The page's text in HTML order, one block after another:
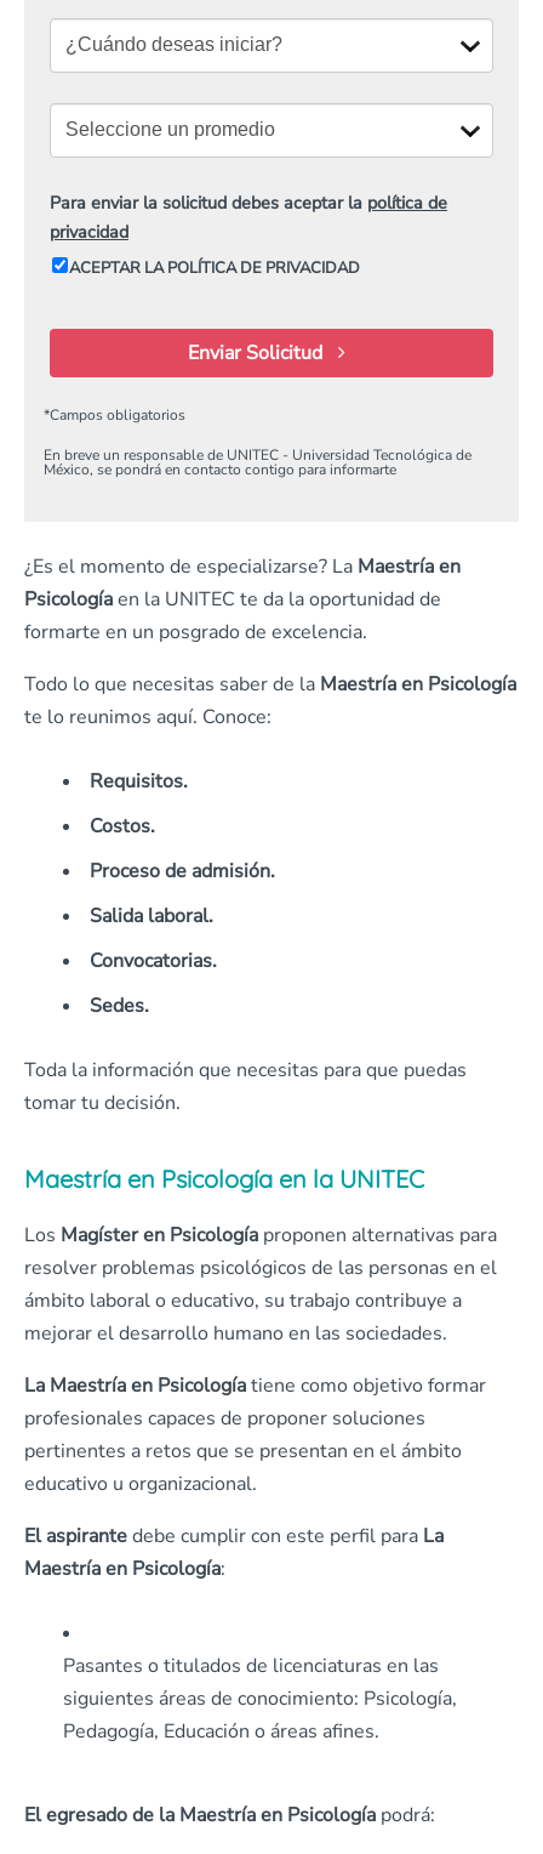
Para enviar la solicitud debes aceptar la política de
privacidad
ACEPTAR LA POLÍTICA DE PRIVACIDAD
Enviar Solicitud
*Campos obligatorios
En breve un responsable de UNITEC - Universidad Tecnológica de
México, se pondrá en contacto contigo para informarte
¿Es el momento de especializarse? La Maestría en
Psicologíaen la UNITEC te da la oportunidad de
formarte en un posgrado de excelencia.
Todo lo que necesitas saber de la Maestría en Psicología
te lo reunimos aquí. Conoce:
Requisitos.
Costos.
Proceso de admisión.
Salida laboral.
Convocatorias.
Sedes.
Toda la información que necesitas para que puedas
tomar tu decisión.
Maestría en Psicología en la UNITEC
Los Magíster en Psicología proponen alternativas para
resolver problemas psicológicos de las personas en el
ámbito laboral o educativo, su trabajo contribuye a
mejorar el desarrollo humano en las sociedades.
La Maestría en Psicologíatiene como objetivo formar
profesionales capaces de proponer soluciones
pertinentes a retos que se presentan en el ámbito
educativo u organizacional.
El aspirantedebe cumplir con este perfil para La
Maestría en Psicología:
Pasantes o titulados de licenciaturas en las
siguientes áreas de conocimiento: Psicología,
Pedagogía, Educación o áreas afines.
El egresado de la Maestría en Psicología podrá: